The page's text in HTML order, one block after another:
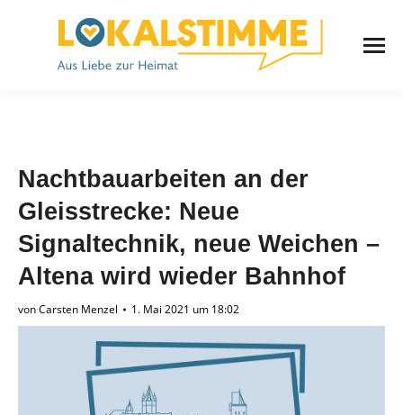
Nachtbauarbeiten an der
Gleisstrecke: Neue
Signaltechnik, neue Weichen –
Altena wird wieder Bahnhof
vonCarsten Menzel 1. Mai 2021 um 18:02